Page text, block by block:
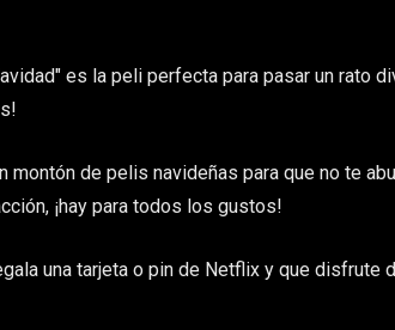
es la peli perfecta para pasar un rato
montón de pelis navideñas para que no te
¡hay para todos los gustos!
una tarjeta o pin de Netflix y que